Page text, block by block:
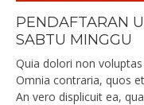
PENDAFTARAN
SABTU MINGGU
Quia dolori non
Omnia contraria, quos
An vero displicuit ea,